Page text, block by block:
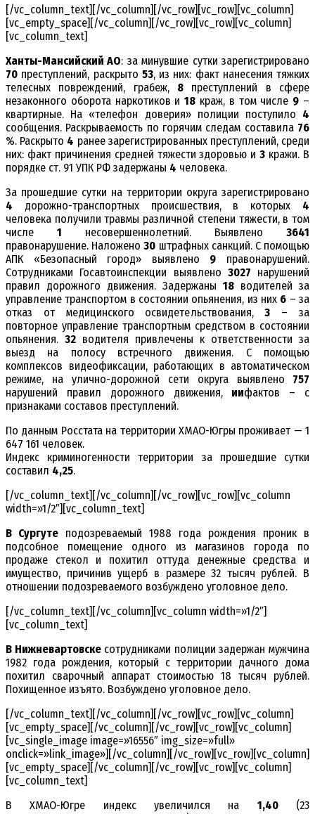
[/vc_column_text][/vc_column][/vc_row][vc_row][vc_column]
[vc_empty_space][/vc_column][/vc_row][vc_row][vc_column]
[vc_column_text]
Ханты-Мансийский АО: за минувшие сутки зарегистрировано
70 преступлений, раскрыто 53, из них: факт нанесения тяжких
телесных повреждений, грабеж, 8 преступлений в сфере
незаконного оборота наркотиков и18 краж, в том числе 9 –
квартирные. На «телефон доверия» полиции поступило 4
сообщения. Раскрываемость по горячим следам составила 76
%. Раскрыто 4 ранее зарегистрированных преступлений, среди
них: факт причинения средней тяжести здоровью и3 кражи. В
порядке ст. 91 УПК РФ задержаны 4 человека.
За прошедшие сутки на территории округа зарегистрировано
4 дорожно-транспортных происшествия, в которых 4
человека получили травмы различной степени тяжести, в том
числе 1 несовершеннолетний. Выявлено 3641
правонарушение. Наложено30 штрафных санкций. С помощью
АПК «Безопасный город» выявлено 9 правонарушений.
Сотрудниками Госавтоинспекции выявлено 3027 нарушений
правил дорожного движения. Задержаны 18 водителей за
управление транспортом в состоянии опьянения, из них 6 – за
отказ от медицинского освидетельствования,3 – за
повторное управление транспортным средством в состоянии
опьянения. 32 водителя привлечены к ответственности за
выезд на полосу встречного движения. С помощью
комплексов видеофиксации, работающих в автоматическом
режиме, на улично-дорожной сети округа выявлено 757
нарушений правил дорожного движения, иифактов – с
признаками составов преступлений.
По данным Росстата на территории ХМАО-Югры проживает — 1
647 161 человек.
Индекс криминогенности территории за прошедшие сутки
составил 4,25.
[/vc_column_text][/vc_column][/vc_row][vc_row][vc_column
width=»1/2″][vc_column_text]
В Сургуте подозреваемый 1988 года рождения проник в
подсобное помещение одного из магазинов города по
продаже стекол и похитил оттуда денежные средства и
имущество, причинив ущерб в размере 32 тысяч рублей. В
отношении подозреваемого возбуждено уголовное дело.
[/vc_column_text][/vc_column][vc_column width=»1/2″]
[vc_column_text]
В Нижневартовскесотрудниками полиции задержан мужчина
1982 года рождения, который с территории дачного дома
похитил сварочный аппарат стоимостью 18 тысяч рублей.
Похищенное изъято. Возбуждено уголовное дело.
[/vc_column_text][/vc_column][/vc_row][vc_row][vc_column]
[vc_empty_space][/vc_column][/vc_row][vc_row][vc_column]
[vc_single_image image=»16556″ img_size=»full»
onclick=»link_image»][/vc_column][/vc_row][vc_row][vc_column]
[vc_empty_space][/vc_column][/vc_row][vc_row][vc_column]
[vc_column_text]
В ХМАО-Югре индекс увеличился на 1,40(23